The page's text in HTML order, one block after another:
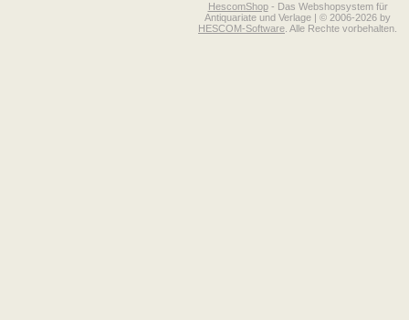
HescomShop- Das Webshopsystem für
Antiquariate und Verlage | © 2006-2026 by
HESCOM-Software . Alle Rechte vorbehalten.